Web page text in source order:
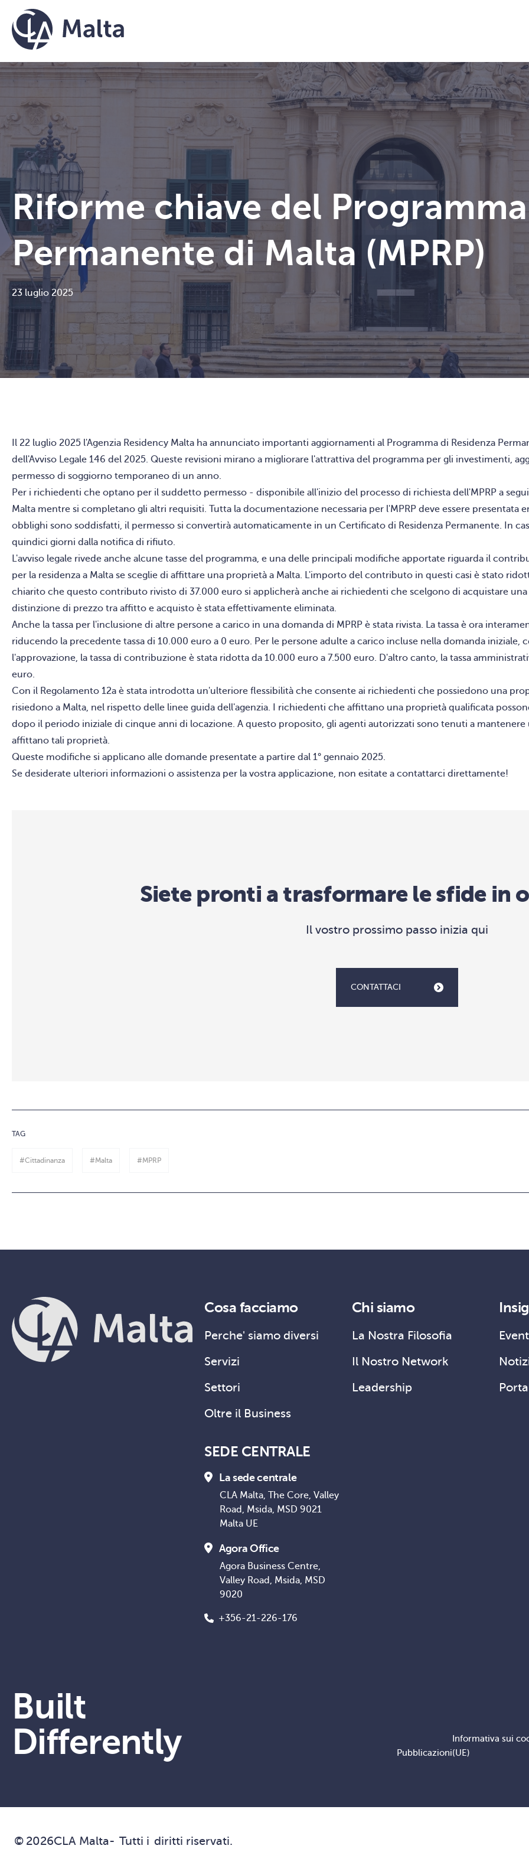
Vai al contenuto
Riforme chiave del
Permanente di Malta (MPRP)
23 luglio 2025
Il 22 luglio 2025 l'Agenzia Residency Malta ha annunciato importanti aggiornamenti al Programma di Residenza
dell'Avviso Legale 146 del 2025. Queste revisioni mirano a migliorare l'attrattiva del programma per gli investimenti,
permesso di soggiorno temporaneo di un anno.
Per i richiedenti che optano per il suddetto permesso - disponibile all'inizio del processo di richiesta dell'MPRP a
Malta mentre si completano gli altri requisiti. Tutta la documentazione necessaria per l'MPRP deve essere presentata
obblighi sono soddisfatti, il permesso si convertirà automaticamente in un Certificato di Residenza Permanente. In
quindici giorni dalla notifica di rifiuto.
L'avviso legale rivede anche alcune tasse del programma, e una delle principali modifiche apportate riguarda il
per la residenza a Malta se sceglie di affittare una proprietà a Malta. L'importo del contributo in questi casi è stato
chiarito che questo contributo rivisto di 37.000 euro si applicherà anche ai richiedenti che scelgono di acquistare
distinzione di prezzo tra affitto e acquisto è stata effettivamente eliminata.
Anche la tassa per l'inclusione di altre persone a carico in una domanda di MPRP è stata rivista. La tassa è ora
riducendo la precedente tassa di 10.000 euro a 0 euro. Per le persone adulte a carico incluse nella domanda iniziale,
l'approvazione, la tassa di contribuzione è stata ridotta da 10.000 euro a 7.500 euro. D'altro canto, la tassa
euro.
Con il Regolamento 12a è stata introdotta un'ulteriore flessibilità che consente ai richiedenti che possiedono una
risiedono a Malta, nel rispetto delle linee guida dell'agenzia. I richiedenti che affittano una proprietà qualificata
dopo il periodo iniziale di cinque anni di locazione. A questo proposito, gli agenti autorizzati sono tenuti a
affittano tali proprietà.
Queste modifiche si applicano alle domande presentate a partire dal 1° gennaio 2025.
Se desiderate ulteriori informazioni o assistenza per la vostra applicazione, non esitate a contattarci direttamente!
Siete pronti a trasformare le sfide in
Il vostro prossimo passo inizia qui
CONTATTACI
TAG
#Cittadinanza #Malta #MPRP
Cosa facciamo
Perche' siamo diversi
Servizi
Settori
Oltre il Business
Chi siamo
La Nostra Filosofia
Il Nostro Network
Leadership
SEDE CENTRALE
La sede centrale
CLA Malta, The Core, Valley
Road, Msida, MSD 9021
Malta UE
Agora Office
Agora Business Centre,
Valley Road, Msida, MSD
9020
+356-21-226-176
Built
Differently
Pubblicazioni
Informativa sui
(UE)
© 2026CLA Malta- Tutti i diritti riservati.